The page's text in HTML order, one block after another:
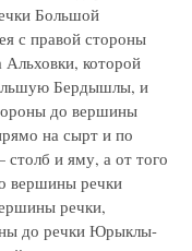
Большой
с правой стороны
которой
Бердышлы, и
до вершины
на сырт и по
и яму, а от того
вершины речки
речки,
до речки Юрыклы-